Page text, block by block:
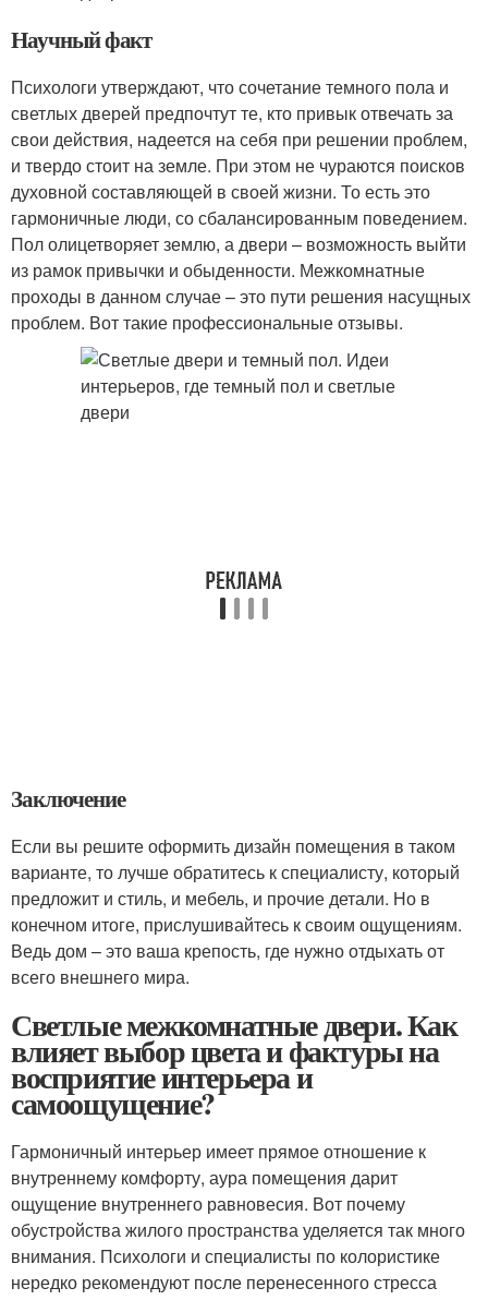
Научный факт
Психологи утверждают, что сочетание темного пола и
светлых дверей предпочтут те, кто привык отвечать за
свои действия, надеется на себя при решении проблем,
и твердо стоит на земле. При этом не чураются поисков
духовной составляющей в своей жизни. То есть это
гармоничные люди, со сбалансированным поведением.
Пол олицетворяет землю, а двери – возможность выйти
из рамок привычки и обыденности. Межкомнатные
проходы в данном случае – это пути решения насущных
проблем. Вот такие профессиональные отзывы.
Заключение
Если вы решите оформить дизайн помещения в таком
варианте, то лучше обратитесь к специалисту, который
предложит и стиль, и мебель, и прочие детали. Но в
конечном итоге, прислушивайтесь к своим ощущениям.
Ведь дом – это ваша крепость, где нужно отдыхать от
всего внешнего мира.
Светлые межкомнатные двери. Как
влияет выбор цвета и фактуры на
восприятие интерьера и
самоощущение?
Гармоничный интерьер имеет прямое отношение к
внутреннему комфорту, аура помещения дарит
ощущение внутреннего равновесия. Вот почему
обустройства жилого пространства уделяется так много
внимания. Психологи и специалисты по колористике
нередко рекомендуют после перенесенного стресса